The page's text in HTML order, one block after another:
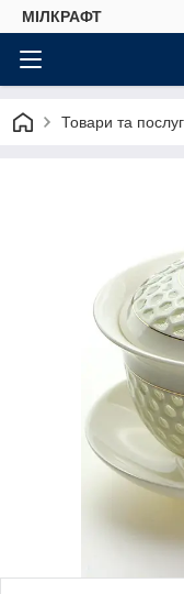
МІЛКРАФТ
Товари та